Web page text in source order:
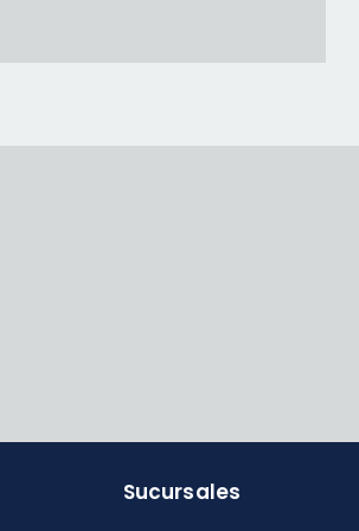
Sucursales